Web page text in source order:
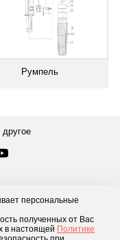
персональные
полученных от Вас
в настоящей Политике
Румпель
звонок